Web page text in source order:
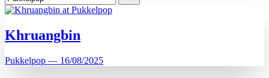
Khruangbin
Pukkelpop — 16/08/2025